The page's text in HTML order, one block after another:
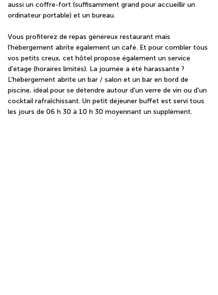
aussi un coffre-fort (suffisamment grand pour accueillir un
ordinateur portable) et un bureau.
Vous profiterez de repas généreux restaurant mais
l'hébergement abrite également un café. Et pour combler tous
vos petits creux, cet hôtel propose également un service
d'étage (horaires limités). La journée a été harassante ?
L'hébergement abrite un bar / salon et un bar en bord de
piscine, idéal pour se détendre autour d'un verre de vin ou d'un
cocktail rafraîchissant. Un petit déjeuner buffet est servi tous
les jours de 06 h 30 à 10 h 30 moyennant un supplément.